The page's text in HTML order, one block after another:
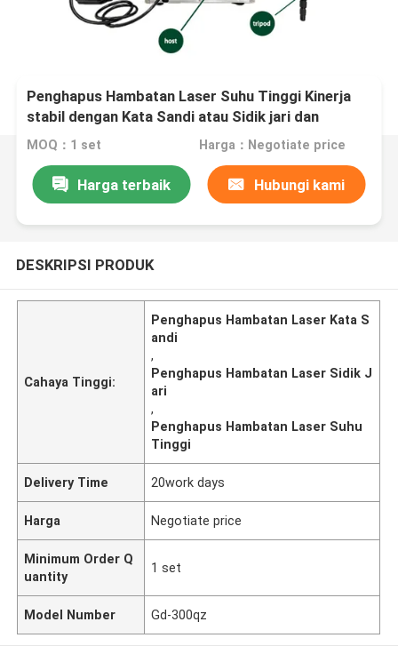
Penghapus Hambatan Laser Suhu Tinggi Kinerja
stabil dengan Kata Sandi atau Sidik jari dan
Kontrol Keamanan Pengontrol
MOQ：1 set Harga：Negotiate price
Harga terbaik Hubungi kami
DESKRIPSI PRODUK
Cahaya Tinggi:
Penghapus Hambatan Laser Kata S
andi
,
Penghapus Hambatan Laser Sidik J
ari
,
Penghapus Hambatan Laser Suhu
Tinggi
Delivery Time 20work days
Harga Negotiate price
Minimum Order Q
uantity
1 set
Model Number Gd-300qz